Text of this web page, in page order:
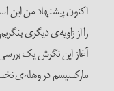
اکنون پیشنهاد من این است
را از زاویه‌ی دیگری
آغاز این نگرش یک بررسی
مارکسیسم در وهله‌ی نخست